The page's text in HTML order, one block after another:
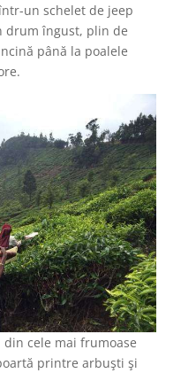
un schelet de jeep
drum îngust, plin de
până la poalele
din cele mai frumoase
printre arbuşti şi